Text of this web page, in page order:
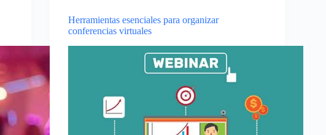
Herramientas esenciales para organizar
conferencias virtuales